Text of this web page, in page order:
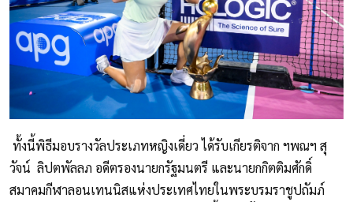
ทั้งนี้พิธีมอบรางวัลประเภทหญิงเดี่ยว ได้รับเกียรติจาก ฯพณฯ สุ
วัจน์ ลิปตพัลลภ อดีตรองนายกรัฐมนตรี และนายกกิตติมศักดิ์
สมาคมกีฬาลอนเทนนิสแห่งประเทศไทยในพระบรมราชูปถัมภ์